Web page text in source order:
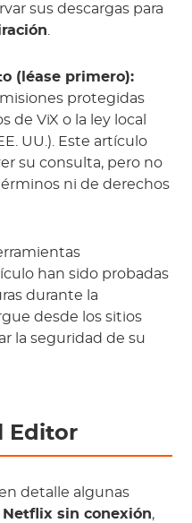
sus descargas para
(léase primero):
protegidas
de ViX o la ley local
UU.). Este artículo
su consulta, pero no
ni de derechos
han sido probadas
durante la
desde los sitios
la seguridad de su
Editor
detalle algunas
Netflix sin conexión,